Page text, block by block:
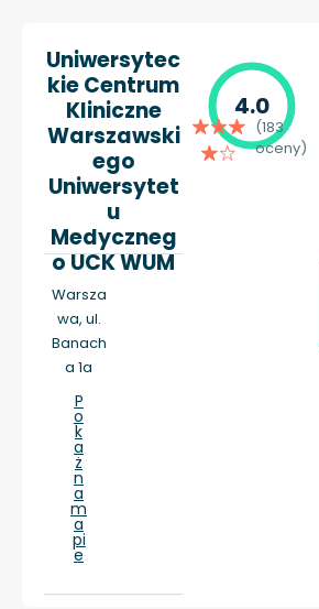
Uniwersytec
kie Centrum
Kliniczne
Warszawski
ego
Uniwersytet
u
Medyczneg
o UCK WUM
Warsza
wa, ul.
Banach
a 1a
P
o
k
a
ż
n
a
m
a
pi
e
4.0
(183
oceny)